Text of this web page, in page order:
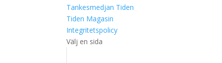
Tankesmedjan Tiden
Tiden Magasin
Integritetspolicy
Välj en sida